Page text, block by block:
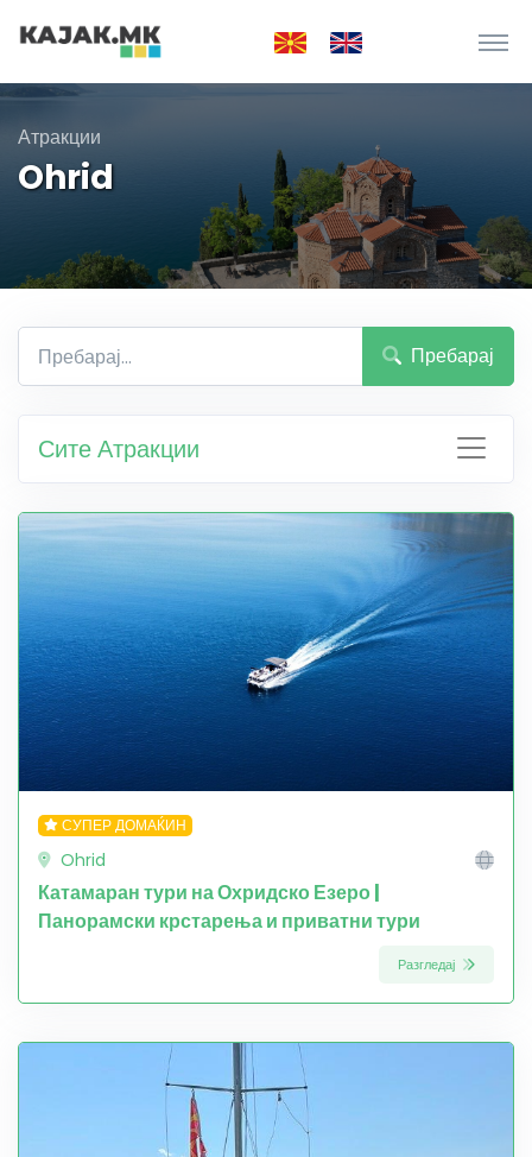
Атракции
Ohrid
Пребарај
Сите Атракции
СУПЕР ДОМАЌИН
Ohrid
Катамаран тури на Охридско Езеро |
Панорамски крстарења и приватни тури
Разгледај